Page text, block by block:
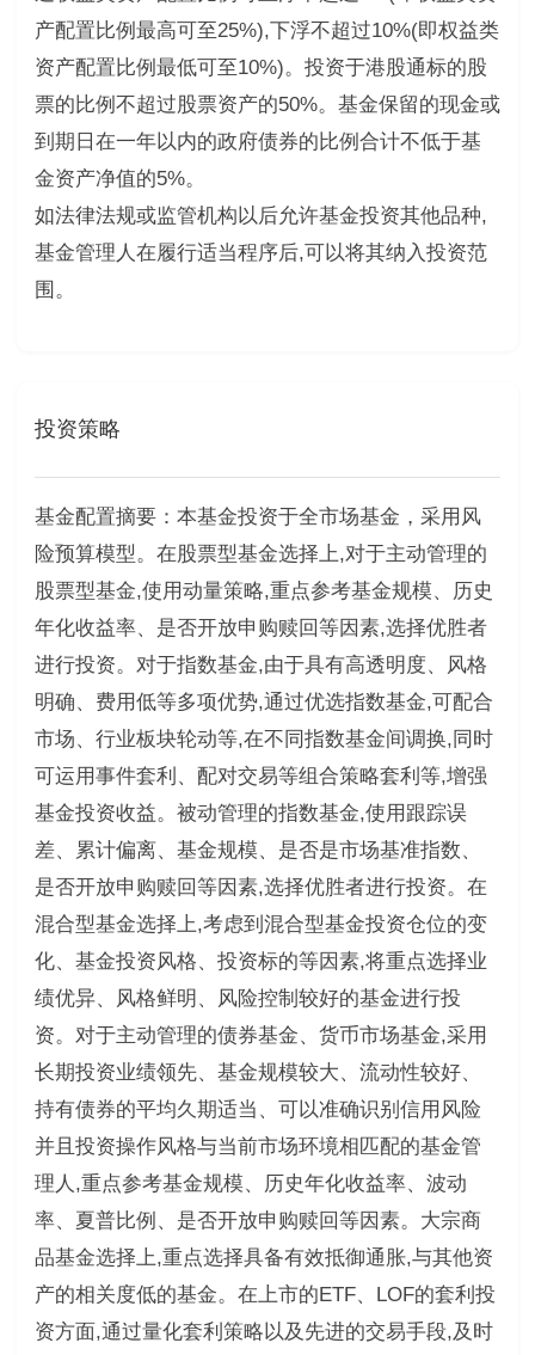
产配置比例最高可至25%),下浮不超过10%(即权益类
资产配置比例最低可至10%)。投资于港股通标的股
票的比例不超过股票资产的50%。基金保留的现金或
到期日在一年以内的政府债券的比例合计不低于基
金资产净值的5%。
如法律法规或监管机构以后允许基金投资其他品种,
基金管理人在履行适当程序后,可以将其纳入投资范
围。
投资策略
基金配置摘要：本基金投资于全市场基金，采用风
险预算模型。在股票型基金选择上,对于主动管理的
股票型基金,使用动量策略,重点参考基金规模、历史
年化收益率、是否开放申购赎回等因素,选择优胜者
进行投资。对于指数基金,由于具有高透明度、风格
明确、费用低等多项优势,通过优选指数基金,可配合
市场、行业板块轮动等,在不同指数基金间调换,同时
可运用事件套利、配对交易等组合策略套利等,增强
基金投资收益。被动管理的指数基金,使用跟踪误
差、累计偏离、基金规模、是否是市场基准指数、
是否开放申购赎回等因素,选择优胜者进行投资。在
混合型基金选择上,考虑到混合型基金投资仓位的变
化、基金投资风格、投资标的等因素,将重点选择业
绩优异、风格鲜明、风险控制较好的基金进行投
资。对于主动管理的债券基金、货币市场基金,采用
长期投资业绩领先、基金规模较大、流动性较好、
持有债券的平均久期适当、可以准确识别信用风险
并且投资操作风格与当前市场环境相匹配的基金管
理人,重点参考基金规模、历史年化收益率、波动
率、夏普比例、是否开放申购赎回等因素。大宗商
品基金选择上,重点选择具备有效抵御通胀,与其他资
产的相关度低的基金。在上市的ETF、LOF的套利投
资方面,通过量化套利策略以及先进的交易手段,及时